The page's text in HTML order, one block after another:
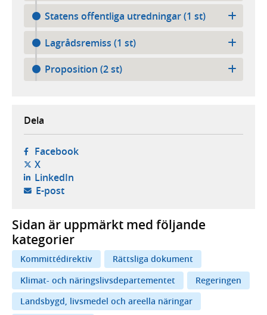
Statens offentliga utredningar (1 st)
Lagrådsremiss (1 st)
Proposition (2 st)
Dela
Facebook- öppnas i ny flik, extern webbplats,
X- öppnas i ny flik, extern webbplats,
LinkedIn- öppnas i ny flik, extern webbplats,
E-post- öppnar din e-postklient,
Sidan är uppmärkt med följande
kategorier
Kommittédirektiv
Rättsliga dokument
Klimat- och näringslivsdepartementet
Regeringen
Landsbygd, livsmedel och areella näringar